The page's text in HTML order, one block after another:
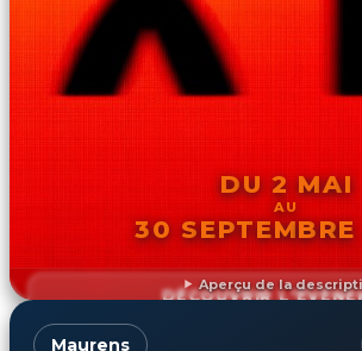
Aperçu de la
DU 2 MAI
AU
30
DÉCOUVRIR
Maurens